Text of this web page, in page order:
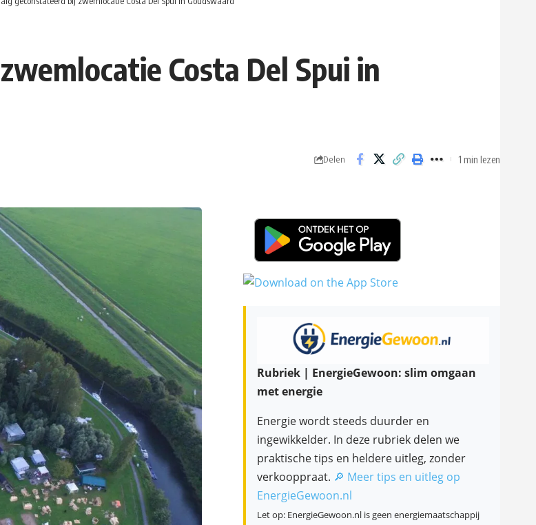
Costa Del Spui in
Delen 1 min lezen
Rubriek | EnergieGewoon: slim omgaan
met energie
Energie wordt steeds duurder en
ingewikkelder. In deze rubriek delen we
praktische tips en heldere uitleg, zonder
verkooppraat. 🔎 Meer tips en uitleg op
EnergieGewoon.nl
Let op: EnergieGewoon.nl is geen energiemaatschappij